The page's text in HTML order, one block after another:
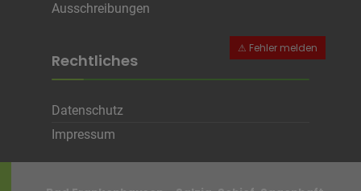
Ausschreibungen
Rechtliches
Datenschutz
Impressum